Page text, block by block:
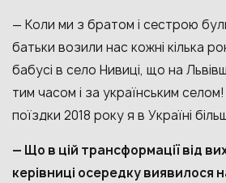
— Коли ми з братом і сестрою
батьки возили нас кожні кілька
бабусі в село Нивиці, що на
тим часом і за українським селом!
поїздки 2018 року я в Україні
— Що в цій трансформації від
керівниці осередку виявилося